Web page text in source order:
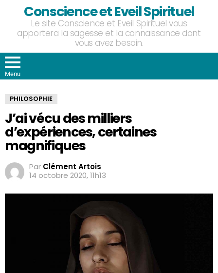
Conscience et Eveil Spirituel
Le site Conscience et Eveil Spirituel vous
apportera la sagesse et la connaissance dont
vous avez besoin.
Menu
PHILOSOPHIE
J’ai vécu des milliers
d’expériences, certaines
magnifiques
Par Clément Artois
14 octobre 2020, 11h13